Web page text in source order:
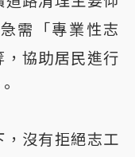
需「專業性志
協助居民進行
沒有拒絕志工